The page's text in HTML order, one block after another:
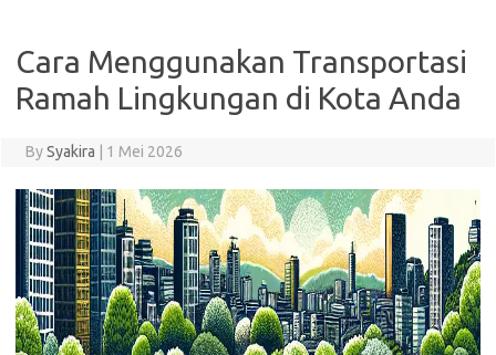
Cara Menggunakan Transportasi
Ramah Lingkungan di Kota Anda
BySyakira 1 Mei 2026